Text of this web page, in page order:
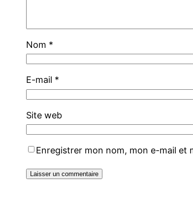
Nom *
E-mail *
Site web
Enregistrer mon nom, mon e-mail et